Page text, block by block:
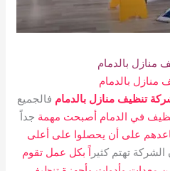
منازل بالدمام
منازل بالدمام
تنظيف منازل بالدمام فالجميع
في الدمام أصبحت مهمة جداً
على أن يحصلوا على أعلى
تهتم كثيراً بكل عمل تقوم